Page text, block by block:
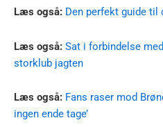
Læs også: Den perfekt guide til
Læs også: Sat i forbindelse
storklub jagten
Læs også: Fans raser mod
ingen ende tage’